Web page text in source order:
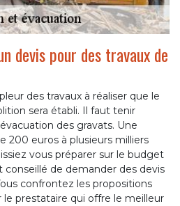
devis pour des travaux de
des travaux à réaliser que le
sera établi. Il faut tenir
des gravats. Une
200 euros à plusieurs milliers
vous préparer sur le budget
conseillé de demander des devis
confrontez les propositions
prestataire qui offre le meilleur